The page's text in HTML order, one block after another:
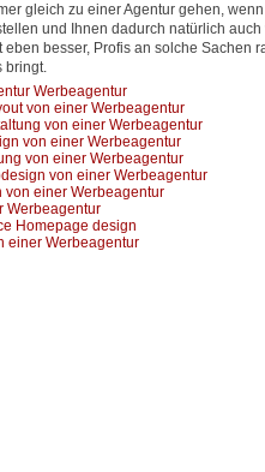
gleich zu einer Agentur gehen,
und Ihnen dadurch natürlich
eben besser, Profis an solche
bringt.
Werbeagentur
von einer Werbeagentur
von einer Werbeagentur
von einer Werbeagentur
von einer Werbeagentur
von einer Werbeagentur
von einer Werbeagentur
Werbeagentur
Homepage design
einer Werbeagentur